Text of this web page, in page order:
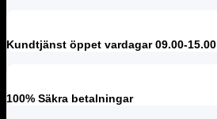
Kundtjänst öppet vardagar 09.00-15.00
100% Säkra betalningar